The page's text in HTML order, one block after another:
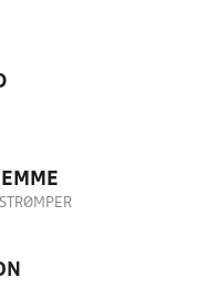
STRØMPER